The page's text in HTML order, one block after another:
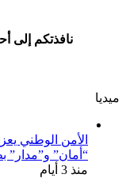
نافذتكم إلى
ميديا
الأمن الوطني
“أمان” و”مدار”
منذ 3 أيام